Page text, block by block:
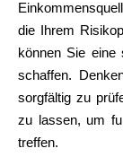
die Ihrem
können Sie eine
schaffen.
sorgfältig zu
zu lassen, um
treffen.